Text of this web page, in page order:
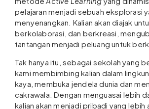
pelajaran menjadi sebuah eksplorasi
menyenangkan. Kalian akan diajak
berkolaborasi, dan berkreasi,
tantangan menjadi peluang untuk
Tak hanya itu, sebagai sekolah yang
kami membimbing kalian dalam
kaya, membuka jendela dunia dan
cakrawala. Dengan menguasai lebih
kalian akan menjadi pribadi yang